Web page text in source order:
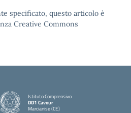
specificato, questo articolo è
Creative Commons
Istituto Comprensivo
DD1 Cavour
Marcianise (CE)